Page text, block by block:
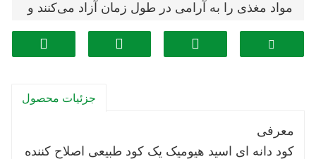
مواد مغذی را به آرامی در طول زمان آزاد می‌کنند و
منبع ثابتی از مواد مغذی ضروری را برای گیاهان
فراهم می‌کنند. این مکانیسم آهسته رهش به
مزایای طولانی مدت را برای خاک و محصولات
بهبود ساختار خاک: گرانول های اسید هیومیک با
افزایش تجمع خاک و کاهش فشردگی به بهبود
جزئیات محصول
معرفی
کود دانه ای اسید هیومیک یک کود طبیعی اصلاح کننده